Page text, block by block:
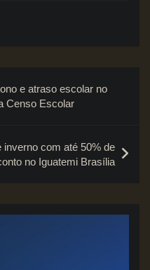
e atraso escolar no
Censo Escolar
inverno com até 50% de
no Iguatemi Brasília